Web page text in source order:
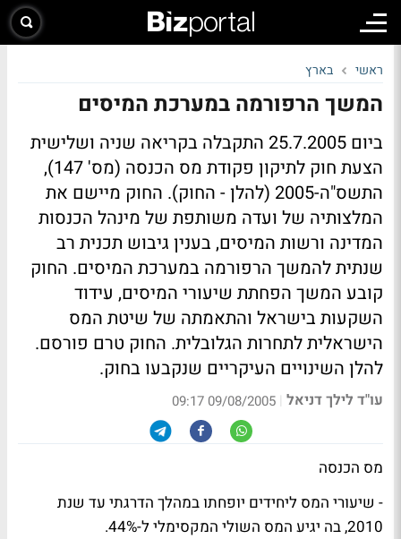
ראשי בארץ
המשך הרפורמה במערכת המיסים
ביום 25.7.2005 התקבלה בקריאה שניה ושלישית
הצעת חוק לתיקון פקודת מס הכנסה (מס' 147),
התשס"ה-2005 (להלן - החוק). החוק מיישם את
המלצותיה של ועדה משותפת של מינהל הכנסות
המדינה ורשות המיסים, בענין גיבוש תכנית רב
שנתית להמשך הרפורמה במערכת המיסים. החוק
קובע המשך הפחתת שיעורי המיסים, עידוד
השקעות בישראל והתאמתה של שיטת המס
הישראלית לתחרות הגלובלית. החוק טרם פורסם.
להלן השינויים העיקריים שנקבעו בחוק.
עו"ד לילך דניאל |
09/08/2005 09:17
מס הכנסה
- שיעורי המס ליחידים יופחתו במהלך הדרגתי עד שנת
2010, בה יגיע המס השולי המקסימלי ל-44%.